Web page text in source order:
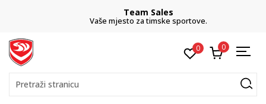
Team Sales
Vaše mjesto za timske sportove.
0 0
Pretraži stranicu